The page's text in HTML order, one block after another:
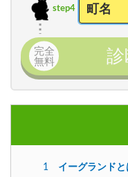
step4
完全
無料
診
1 イーグランドと